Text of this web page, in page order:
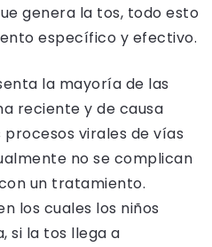
genera la tos, todo esto
específico y efectivo.
la mayoría de las
reciente y de causa
virales de vías
no se complican
un tratamiento.
los cuales los niños
si la tos llega a